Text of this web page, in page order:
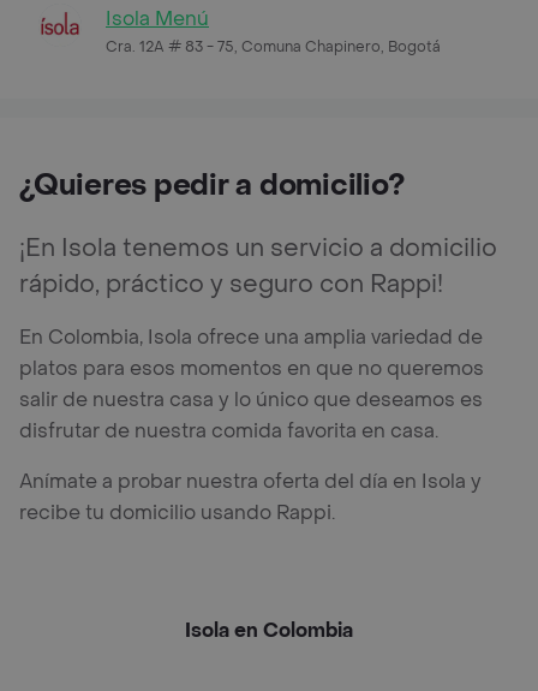
Isola Menú
Cra. 12A # 83 - 75, Comuna Chapinero, Bogotá
¿Quieres pedir a domicilio?
¡En Isola tenemos un servicio a domicilio
rápido, práctico y seguro con Rappi!
En Colombia, Isola ofrece una amplia variedad de
platos para esos momentos en que no queremos
salir de nuestra casa y lo único que deseamos es
disfrutar de nuestra comida favorita en casa.
Anímate a probar nuestra oferta del día en Isola y
recibe tu domicilio usando Rappi.
Isola en Colombia